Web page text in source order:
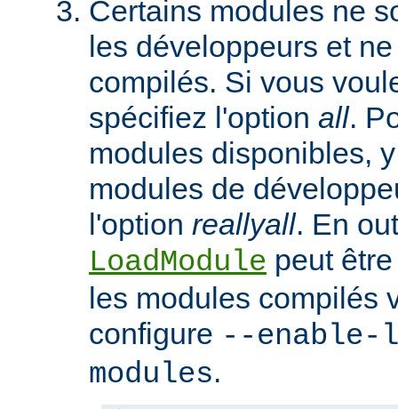
Certains modules ne
les développeurs et
compilés. Si vous
spécifiez l'option all.
modules disponibles,
modules de
l'option reallyall. En
LoadModule peut
les modules compilés
configure --
modules.